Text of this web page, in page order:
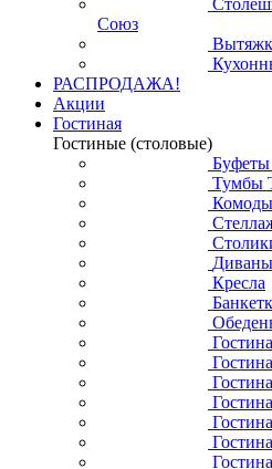
Союз
РАСПРОДАЖА!
Акции
Гостиная
Гостиные (столовые)
Тумбы
Диваны
Кресла